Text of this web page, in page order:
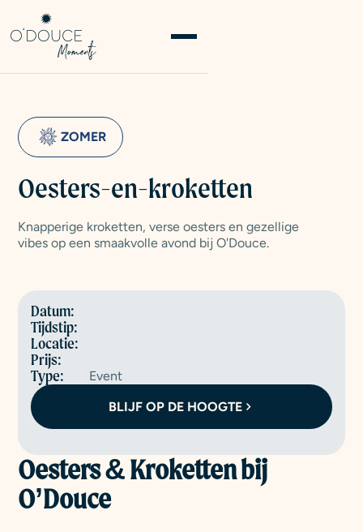
ZOMER
Oesters-en-kroketten
Knapperige kroketten, verse oesters en gezellige
vibes op een smaakvolle avond bij O'Douce.
Datum:
Tijdstip:
Locatie:
Prijs:
Type:
Event
BLIJF OP DE HOOGTE
Oesters & Kroketten bij
O’Douce